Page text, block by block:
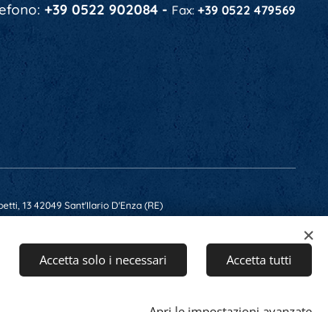
+39 0522 902084 - Fax: +39 0522 479569
13 42049 Sant'Ilario D'Enza (RE)
Accetta solo i necessari Accetta tutti